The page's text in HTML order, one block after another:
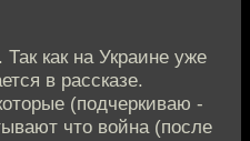
как на Украине уже
в рассказе.
(подчеркиваю -
что война (после